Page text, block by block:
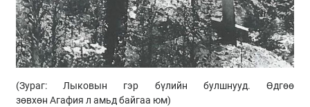
(Зураг: Лыковын гэр бүлийн булшнууд. Өдгөө
зөвхөн Агафия л амьд байгаа юм)